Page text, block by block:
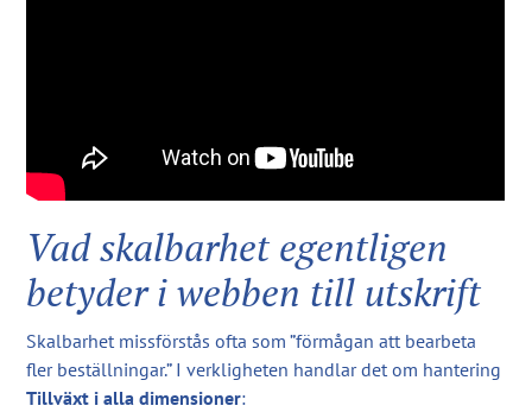
Vad skalbarhet egentligen
betyder i webben till utskrift
Skalbarhet missförstås ofta som ”förmågan att bearbeta
fler beställningar.” I verkligheten handlar det om hantering
Tillväxt i alla dimensioner: